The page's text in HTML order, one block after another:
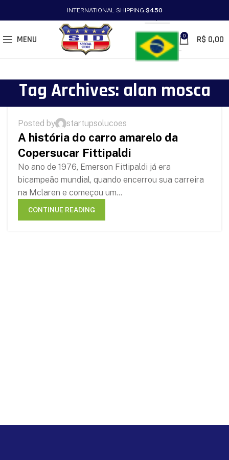
INTERNATIONAL SHIPPING $450
MENU 0 R$ 0,00
Tag Archives: alan mosca
29
Posted by startupsolucoes
A história do carro amarelo da
Copersucar Fittipaldi
No ano de 1976, Emerson Fittipaldi já era
bicampeão mundial, quando encerrou sua carreira
na Mclaren e começou um...
CONTINUE READING